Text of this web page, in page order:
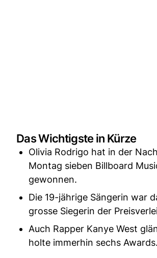
Das Wichtigste in Kürze
Olivia Rodrigo hat in der
Montag sieben Billboard
gewonnen.
Die 19-jährige Sängerin war
grosse Siegerin der
Auch Rapper Kanye West
holte immerhin sechs Awards.